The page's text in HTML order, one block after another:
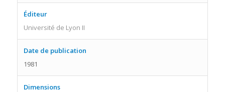
Éditeur
Université de Lyon II
Date de publication
1981
Dimensions